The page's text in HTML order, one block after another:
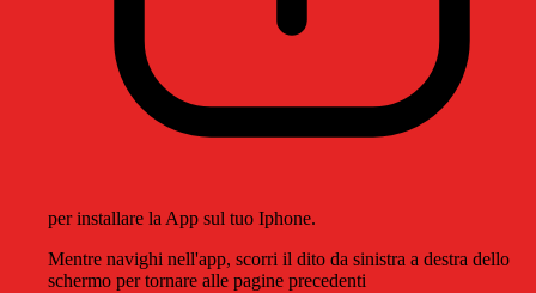
per installare la App sul tuo Iphone.
Mentre navighi nell'app, scorri il dito da sinistra a destra dello
schermo per tornare alle pagine precedenti